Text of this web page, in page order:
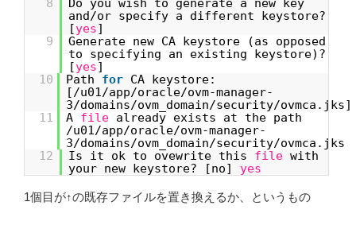
8
Do you wish to generate a new key
and/or specify a different keystore?
[yes]
9
Generate new CA keystore (as opposed
to specifying an existing keystore)?
[yes]
10
Path for CA keystore:
[/u01/app/oracle/ovm-manager-
3/domains/ovm_domain/security/ovmca.jks]
11
A file already exists at the path
/u01/app/oracle/ovm-manager-
3/domains/ovm_domain/security/ovmca.jks
12
Is it ok to ovewrite this file with
your new keystore? [no] yes
1個目が↑の既存ファイルを置き換えるか、というもの